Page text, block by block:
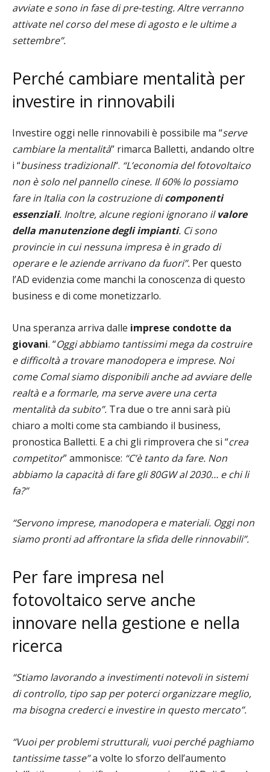
avviate e sono in fase di pre-testing. Altre verranno
attivate nel corso del mese di agosto e le ultime a
settembre”.
Perché cambiare mentalità per
investire in rinnovabili
Investire oggi nelle rinnovabili è possibile ma “serve
cambiare la mentalità” rimarca Balletti, andando oltre
i “business tradizionali“. “L’economia del fotovoltaico
non è solo nel pannello cinese. Il 60% lo possiamo
fare in Italia con la costruzione dicomponenti
essenziali. Inoltre, alcune regioni ignorano ilvalore
della manutenzione degli impianti. Ci sono
provincie in cui nessuna impresa è in grado di
operare e le aziende arrivano da fuori”. Per questo
l’AD evidenzia come manchi la conoscenza di questo
business e di come monetizzarlo.
Una speranza arriva dalle imprese condotte da
giovani. “Oggi abbiamo tantissimi mega da costruire
e difficoltà a trovare manodopera e imprese. Noi
come Comal siamo disponibili anche ad avviare delle
realtà e a formarle, ma serve avere una certa
mentalità da subito”. Tra due o tre anni sarà più
chiaro a molti come sta cambiando il business,
pronostica Balletti. E a chi gli rimprovera che si “crea
competitor” ammonisce: “C’è tanto da fare. Non
abbiamo la capacità di fare gli 80GW al 2030… e chi li
fa?”
“Servono imprese, manodopera e materiali. Oggi non
siamo pronti ad affrontare la sfida delle rinnovabili”.
Per fare impresa nel
fotovoltaico serve anche
innovare nella gestione e nella
ricerca
“Stiamo lavorando a investimenti notevoli in sistemi
di controllo, tipo sap per poterci organizzare meglio,
ma bisogna crederci e investire in questo mercato”.
“Vuoi per problemi strutturali, vuoi perché paghiamo
tantissime tasse”a volte lo sforzo dell’aumento